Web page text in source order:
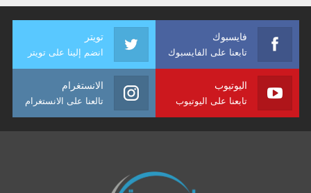
فايسبوك
تابعنا على الفايسبوك
تويتر
انضم إلينا على تويتر
اليوتيوب
تابعنا على اليوتيوب
الانستغرام
تالعنا على الانستغرام